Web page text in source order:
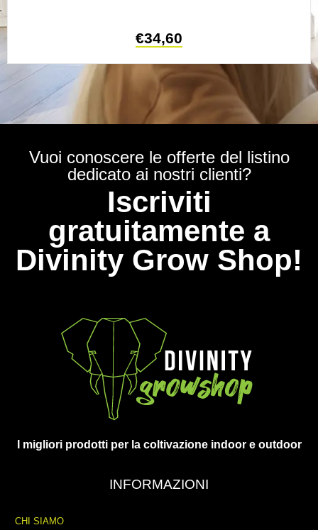
€34,60
Vuoi conoscere le offerte del listino
dedicato ai nostri clienti?
Iscriviti
gratuitamente a
Divinity Grow Shop!
I migliori prodotti per la coltivazione indoor e outdoor
INFORMAZIONI
CHI SIAMO